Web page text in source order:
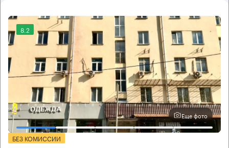
8.2
Еще фото
БЕЗ КОМИССИИ